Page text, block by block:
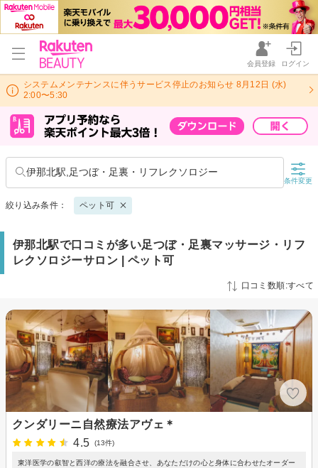
会員登録 ログイン
システムメンテナンスに伴うサービス停止のお知らせ 8月12日 (水)
2:00〜5:30
伊那北駅,足つぼ・足裏・リフレクソロジー
条件変更
絞り込み条件： ペット可
伊那北駅で口コミが多い足つぼ・足裏マッサージ・リフ
レクソロジーサロン | ペット可
口コミ数順:すべて
クンダリーニ自然療法アヴェ＊
4.5
(13件)
東洋医学の叡智と西洋の療法を融合させ、あなただけの心と身体に合わせたオーダー